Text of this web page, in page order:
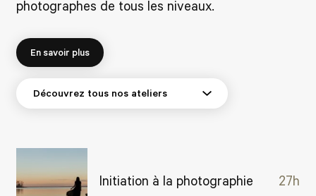
photographes de tous les niveaux.
En savoir plus
Initiation à la photographie 27h